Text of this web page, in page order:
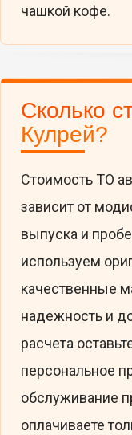
чашкой кофе.
Сколько
Кулрей?
Стоимость ТО
зависит от
выпуска и
используем
качественные
надежность и
расчета
персональное
обслуживание
оплачиваете